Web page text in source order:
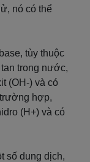
nó có thể
tùy thuộc
trong nước,
(OH-) và có
hợp,
(H+) và có
số dung dịch,